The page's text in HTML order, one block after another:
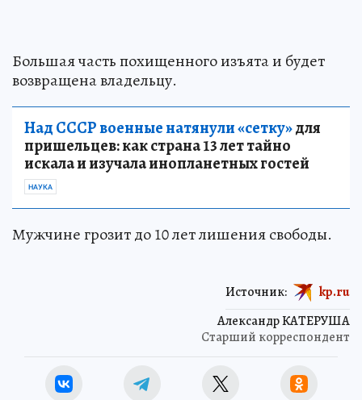
Большая часть похищенного изъята и будет
возвращена владельцу.
Над СССР военные натянули «сетку»для
пришельцев: как страна 13 лет тайно
искала и изучала инопланетных гостей
НАУКА
Мужчине грозит до 10 лет лишения свободы.
Александр КАТЕРУША
Старший корреспондент
Источник: kp.ru